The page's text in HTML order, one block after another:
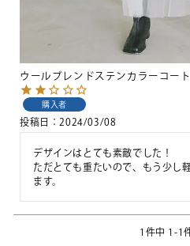
ウールブレンドステンカラーコート
購入者
投稿日 2024/03/08
デザインはとても素敵でした！
ただとても重たいので、もう少し
ます。
1 件中 1 -1